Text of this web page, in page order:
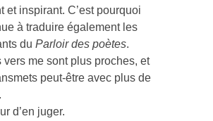
et inspirant. C’est pourquoi
à traduire également les
du Parloir des poètes.
vers me sont plus proches, et
peut-être avec plus de
d’en juger.